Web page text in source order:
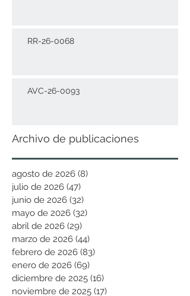
RR-26-0068
AVC-26-0093
Archivo de publicaciones
agosto de 2026 (8)
julio de 2026 (47)
junio de 2026 (32)
mayo de 2026 (32)
abril de 2026 (29)
marzo de 2026 (44)
febrero de 2026 (83)
enero de 2026 (69)
diciembre de 2025 (16)
noviembre de 2025 (17)